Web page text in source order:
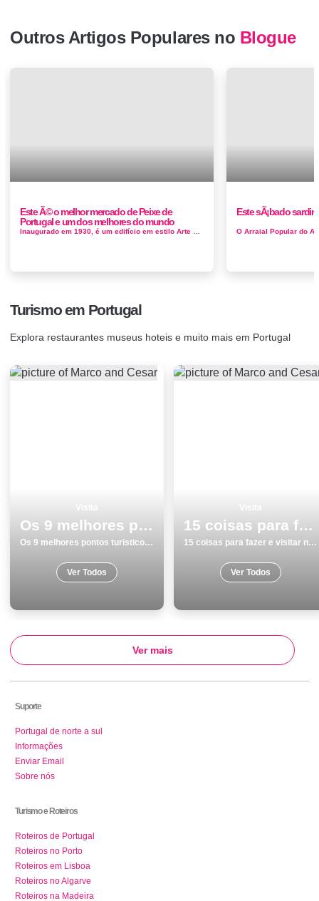
Outros Artigos Populares no Blogue
Este Ã© o melhor mercado de Peixe de
Portugal e um dos melhores do mundo
Inaugurado em 1930, é um edifício em estilo Arte Deco. Ostenta, no topo sul, um conjunto de painéis de azulejos azuis e brancos d...
Este sÃ¡bado
Turismo em Portugal
Explora restaurantes museus hoteis e muito mais em Portugal
Os 9 melhores pontos turisticos para conhecer e visitar em Peniche
Os 9 melhores pontos turisticos para conhecer e visitar em Peniche
Ver Todos
15 coisas para fazer e visitar no inverno monumentos Portalegre
15 coisas para fazer e visitar no inverno monumentos Portalegre
Ver Todos
Ver mais
Suporte
Portugal de norte a sul
Informações
Enviar Email
Sobre nós
Turismo e Roteiros
Roteiros de Portugal
Roteiros no Porto
Roteiros em Lisboa
Roteiros no Algarve
Roteiros na Madeira